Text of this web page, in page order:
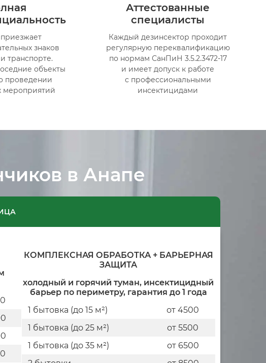
знаков
транспорте.
объекты
проведении
мероприятий
Аттестованные
специалисты
Каждый дезинсектор проходит
регулярную переквалификацию
по нормам СанПиН 3.5.2.3472-17
и имеет допуск к работе
с профессиональными
инсектицидами
в Анапе
КОМПЛЕКСНАЯ ОБРАБОТКА + БАРЬЕРНАЯ
ЗАЩИТА
холодный и горячий туман, инсектицидный
барьер по периметру, гарантия до 1 года
1 бытовка (до 15 м²)
от 4500
1 бытовка (до 25 м²)
от 5500
1 бытовка (до 35 м²)
от 6500